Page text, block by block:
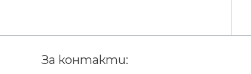
За контакти: